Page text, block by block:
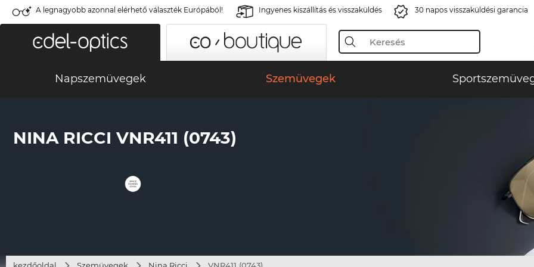
A legnagyobb azonnal elérhető választék Európából! Ingyenes kiszállítás és visszaküldés 30 napos visszaküldési garancia
Napszemüvegek Szemüvegek
NINA RICCI VNR411 (0743)